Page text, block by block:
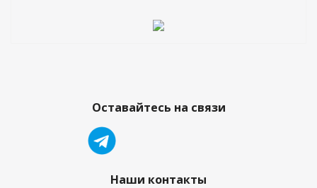
Оставайтесь на связи
Наши контакты